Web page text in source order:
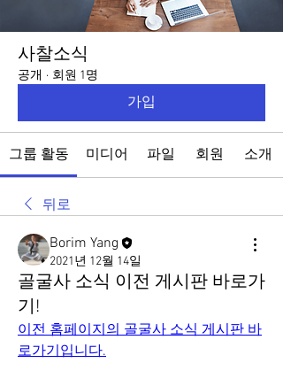
사찰소식
공개 · 회원 1명
가입
그룹 활동 미디어 파일 회원 소개
뒤로
Borim Yang
2021년 12월 14일
골굴사 소식 이전 게시판 바로가
기!
이전 홈페이지의 골굴사 소식 게시판 바
로가기입니다.